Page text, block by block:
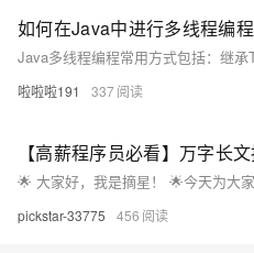
如何在Java中进行多线程编程
啦啦啦191 337
pickstar-33775 456